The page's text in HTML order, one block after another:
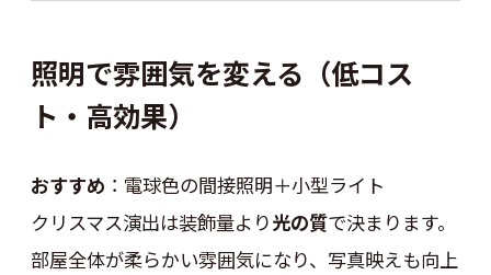
照明で雰囲気を変える（低コス
ト・高効果）
おすすめ ：電球色の間接照明＋小型ライト
クリスマス演出は装飾量より光の質で決まります。
部屋全体が柔らかい雰囲気になり、写真映えも向上